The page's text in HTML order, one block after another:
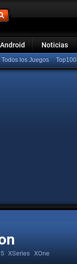
Android Noticias
Todos los Juegos Top100
XSeries XOne